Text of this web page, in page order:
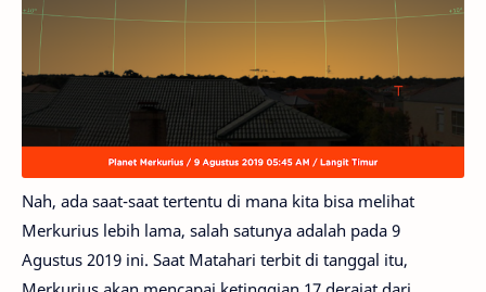
Nah, ada saat-saat tertentu di mana kita bisa melihat
Merkurius lebih lama, salah satunya adalah pada 9
Agustus 2019 ini. Saat Matahari terbit di tanggal itu,